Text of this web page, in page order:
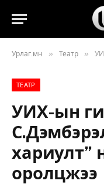
Урлаг.мн » Театр »
ТЕАТР
УИХ-ын
хариулт”
оролцжээ